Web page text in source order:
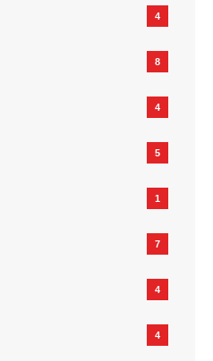
4
8
4
5
1
7
4
4